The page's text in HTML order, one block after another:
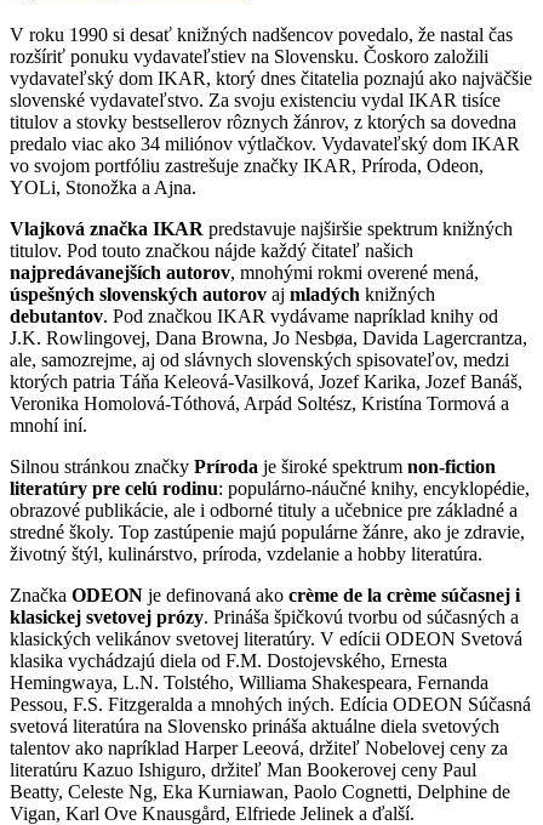
V roku 1990 si desať knižných nadšencov povedalo, že nastal čas
rozšíriť ponuku vydavateľstiev na Slovensku. Čoskoro založili
vydavateľský dom IKAR, ktorý dnes čitatelia poznajú ako najväčšie
slovenské vydavateľstvo. Za svoju existenciu vydal IKAR tisíce
titulov a stovky bestsellerov rôznych žánrov, z ktorých sa dovedna
predalo viac ako 34 miliónov výtlačkov. Vydavateľský dom IKAR
vo svojom portfóliu zastrešuje značky IKAR, Príroda, Odeon,
YOLi, Stonožka a Ajna.
Vlajková značka IKAR predstavuje najširšie spektrum knižných
titulov. Pod touto značkou nájde každý čitateľ našich
najpredávanejších autorov, mnohými rokmi overené mená,
úspešných slovenských autorov aj mladých knižných
debutantov. Pod značkou IKAR vydávame napríklad knihy od
J.K. Rowlingovej, Dana Browna, Jo Nesbøa, Davida Lagercrantza,
ale, samozrejme, aj od slávnych slovenských spisovateľov, medzi
ktorých patria Táňa Keleová-Vasilková, Jozef Karika, Jozef Banáš,
Veronika Homolová-Tóthová, Arpád Soltész, Kristína Tormová a
mnohí iní.
Silnou stránkou značky Príroda je široké spektrum non-fiction
literatúry pre celú rodinu: populárno-náučné knihy, encyklopédie,
obrazové publikácie, ale i odborné tituly a učebnice pre základné a
stredné školy. Top zastúpenie majú populárne žánre, ako je zdravie,
životný štýl, kulinárstvo, príroda, vzdelanie a hobby literatúra.
Značka ODEON je definovaná ako crème de la crème súčasnej i
klasickej svetovej prózy. Prináša špičkovú tvorbu od súčasných a
klasických velikánov svetovej literatúry. V edícii ODEON Svetová
klasika vychádzajú diela od F.M. Dostojevského, Ernesta
Hemingwaya, L.N. Tolstého, Williama Shakespeara, Fernanda
Pessou, F.S. Fitzgeralda a mnohých iných. Edícia ODEON Súčasná
svetová literatúra na Slovensko prináša aktuálne diela svetových
talentov ako napríklad Harper Leeová, držiteľ Nobelovej ceny za
literatúru Kazuo Ishiguro, držiteľ Man Bookerovej ceny Paul
Beatty, Celeste Ng, Eka Kurniawan, Paolo Cognetti, Delphine de
Vigan, Karl Ove Knausgård, Elfriede Jelinek a ďalší.